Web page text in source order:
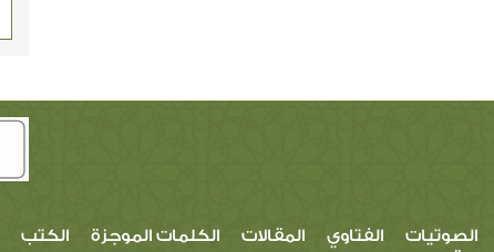
الصوتيات الفتاوي المقالات الكلمات الموجزة الكتب